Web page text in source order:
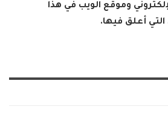
وموقع الويب في هذا
أعلق فيها.